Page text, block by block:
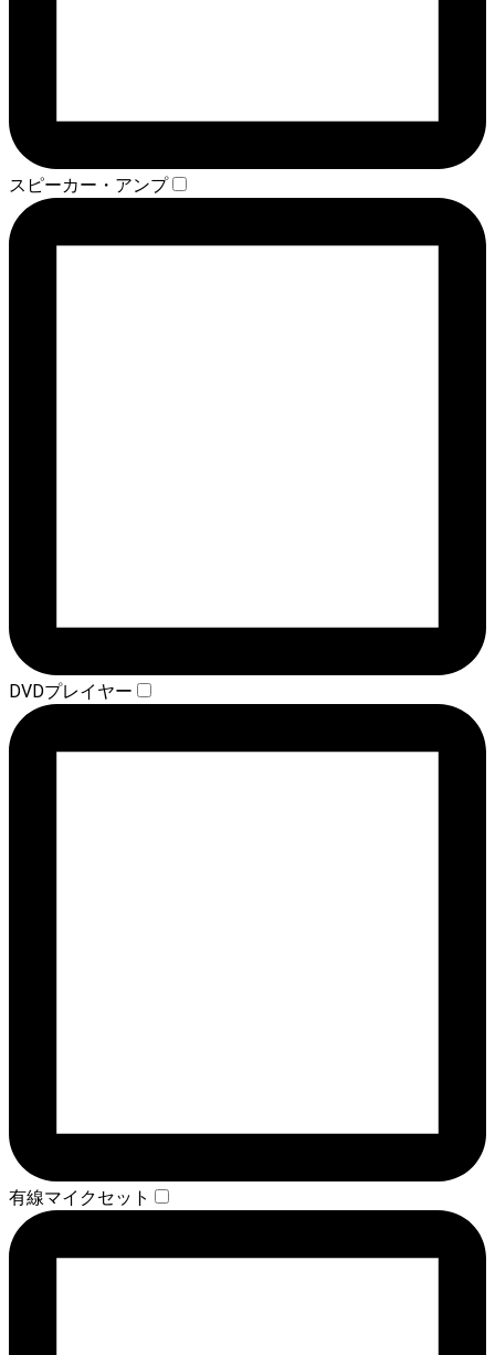
スピーカー・アンプ
DVDプレイヤー
有線マイクセット